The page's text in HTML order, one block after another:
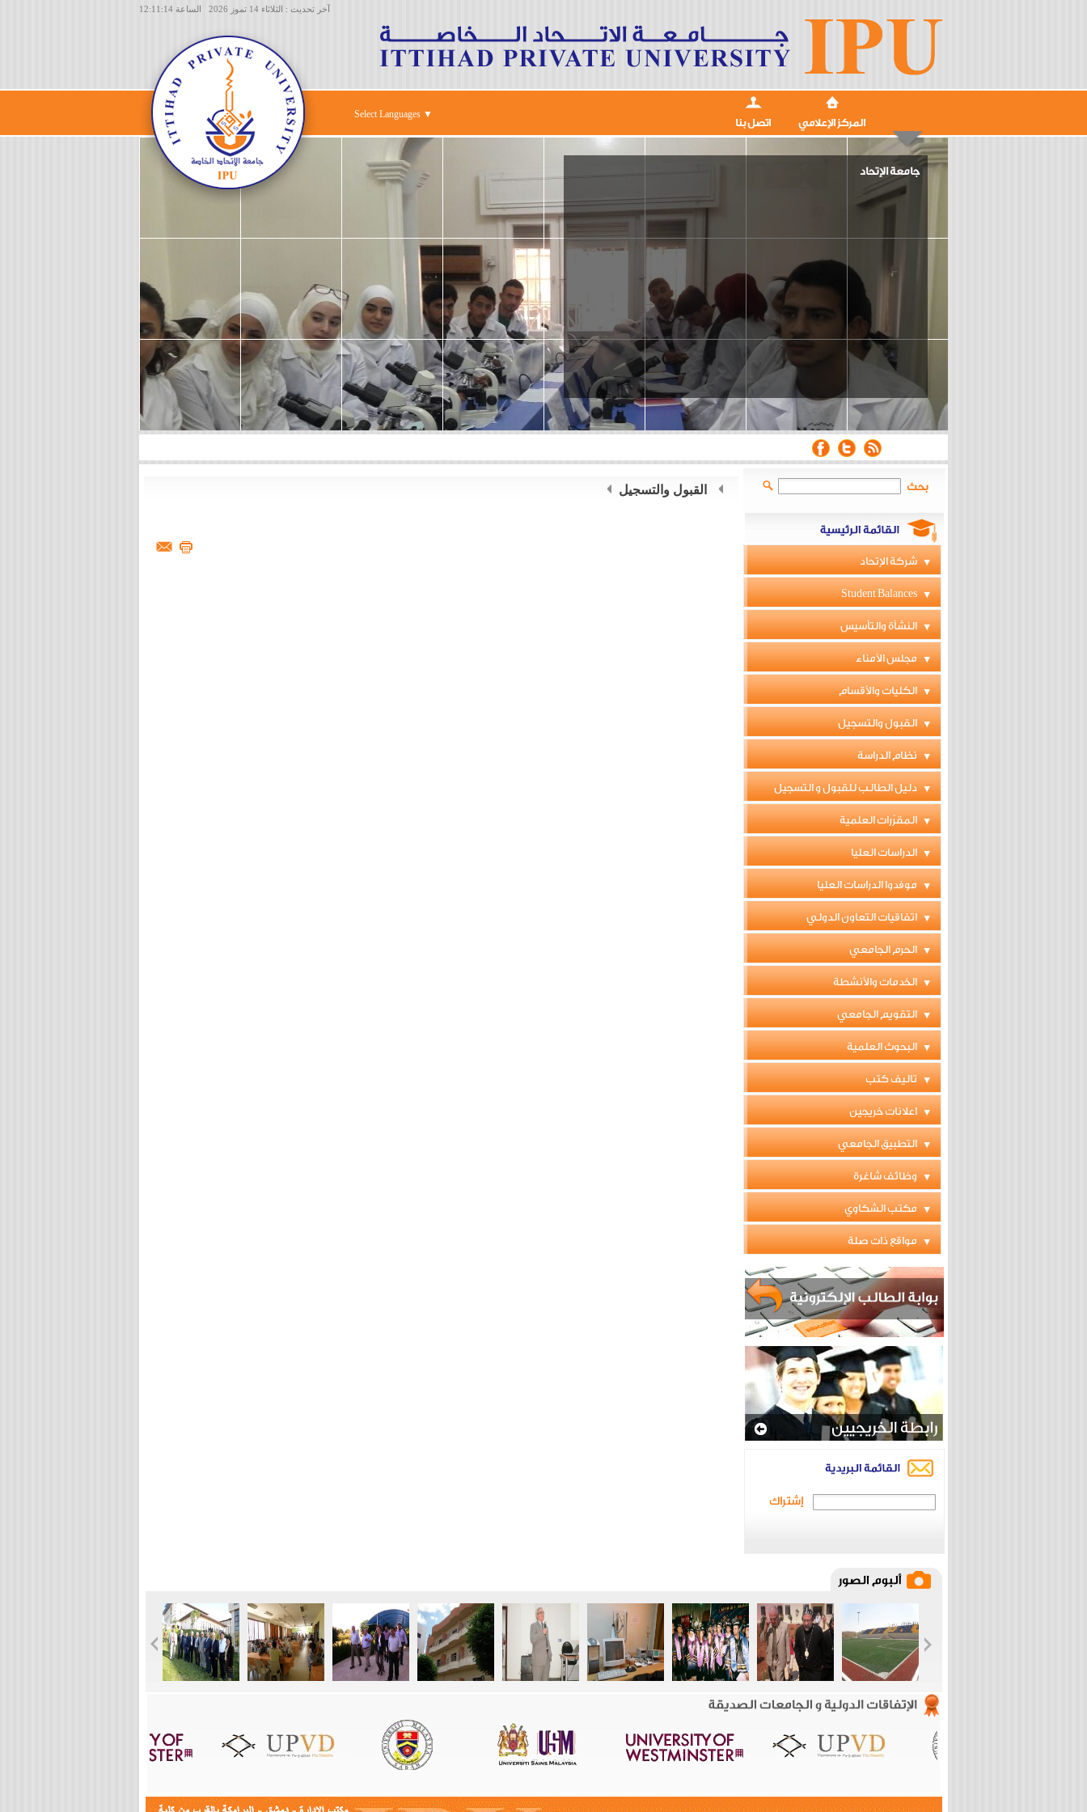
آخر تحديث : الثلاثاء 14 تموز 2026 الساعة 12:11:14
المركز الإعلامي اتصل بنا
Select Languages ▼
جامعة الإتحاد
بحث
شركة الإتحاد
Student Balances
النشأة والتأسيس
مجلس الأمناء
الكليات والأقسام
القبول والتسجيل
نظام الدراسة
دليل الطالب للقبول و التسجيل
المقرّرات العلمية
الدراسات العليا
موفدوا الدراسات العليا
اتفاقيات التعاون الدولي
الحرم الجامعي
الخدمات والأنشطة
التقويم الجامعي
البحوث العلمية
تاليف كتب
اعلانات خريجين
التطبيق الجامعي
وظائف شاغرة
مكتب الشكاوي
مواقع ذات صلة
القبول والتسجيل